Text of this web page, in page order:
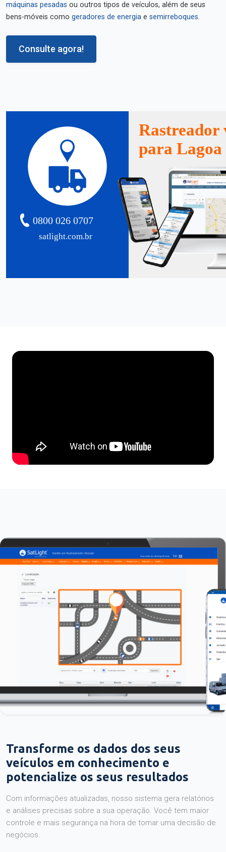
máquinas pesadas ou outros tipos de veículos, além de seus
bens-móveis como geradores de energia e semirreboques.
Consulte agora!
satlight.com.br
0800 026 0707
Rastreador
para Lagoa
Transforme os dados dos seus
veículos em conhecimento e
potencialize os seus resultados
Com informações atualizadas, nosso sistema gera relatórios
e análises precisas sobre a sua operação. Você tem maior
controle e mais segurança na hora de tomar uma decisão de
negócios.